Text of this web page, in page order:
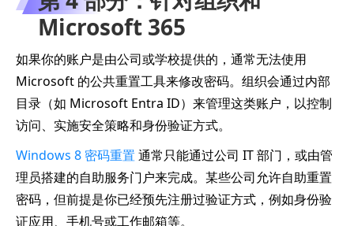
Microsoft 365
如果你的账户是由公司或学校提供的，通常无法使用
Microsoft 的公共重置工具来修改密码。组织会通过内部
目录（如 Microsoft Entra ID）来管理这类账户，以控制
访问、实施安全策略和身份验证方式。
Windows 8 密码重置通常只能通过公司 IT 部门，或由管
理员搭建的自助服务门户来完成。某些公司允许自助重置
密码，但前提是你已经预先注册过验证方式，例如身份验
证应用、手机号或工作邮箱等。